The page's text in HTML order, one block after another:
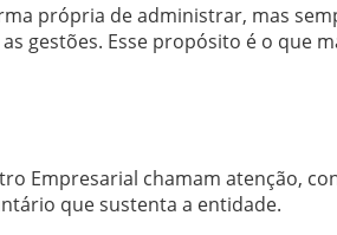
própria de administrar, mas
gestões. Esse propósito é o que
Empresarial chamam atenção,
que sustenta a entidade.